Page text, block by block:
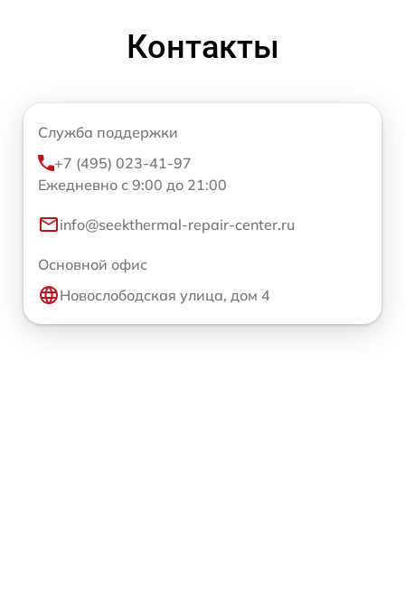
Контакты
Служба поддержки
+7 (495) 023-41-97
Ежедневно с 9:00 до 21:00
info@seekthermal-repair-center.ru
Основной офис
Новослободская улица, дом 4